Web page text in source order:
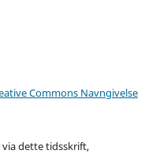
Commons Navngivelse
dette tidsskrift,